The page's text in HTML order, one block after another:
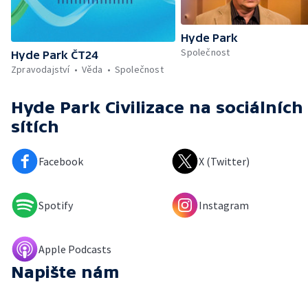
Hyde Park ČT24
Zpravodajství
Věda Společnost
Hyde Park
Společnost
Hyde Park Civilizace na sociálních
sítích
Facebook X (Twitter)
Spotify Instagram
Apple Podcasts
Napište nám